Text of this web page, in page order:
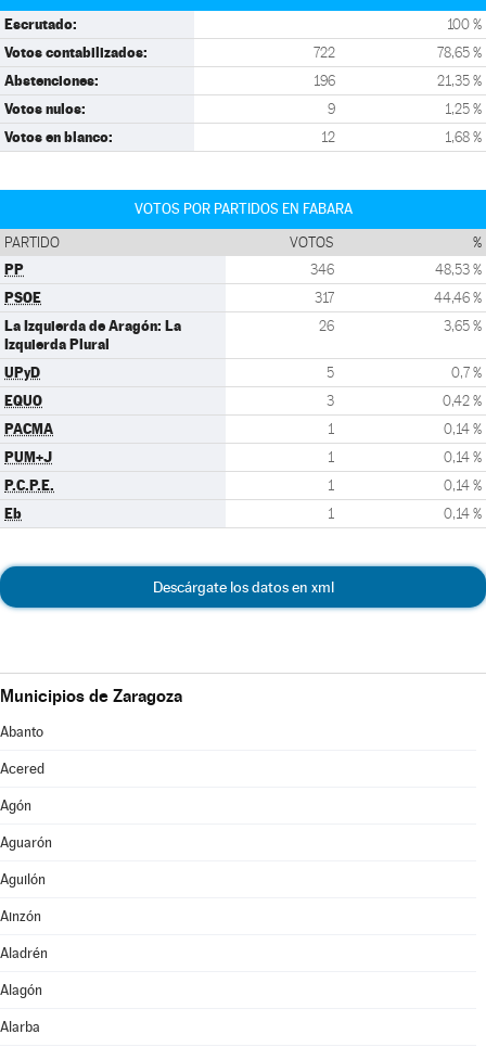
Escrutado: 100 %
Votos contabilizados: 722 78,65 %
Abstenciones: 196 21,35 %
Votos nulos: 9 1,25 %
Votos en blanco: 12 1,68 %
VOTOS POR PARTIDOS EN FABARA
PARTIDO VOTOS %
PP 346 48,53 %
PSOE 317 44,46 %
La Izquierda de Aragón: La
Izquierda Plural
26 3,65 %
UPyD 5 0,7 %
EQUO 3 0,42 %
PACMA 1 0,14 %
PUM+J 1 0,14 %
P.C.P.E. 1 0,14 %
Eb 1 0,14 %
Descárgate los datos en xml
Municipios de Zaragoza
Abanto
Acered
Agón
Aguarón
Aguilón
Ainzón
Aladrén
Alagón
Alarba